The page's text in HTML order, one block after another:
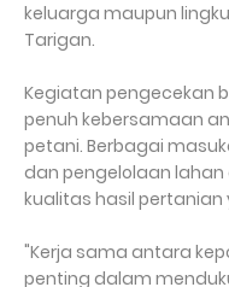
keluarga maupun
Tarigan.
Kegiatan pengecekan
penuh kebersamaan
petani. Berbagai
dan pengelolaan
kualitas hasil pertanian
"Kerja sama antara
penting dalam